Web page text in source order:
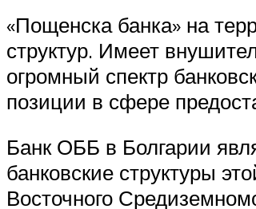
«Пощенска банка» на
структур. Имеет
огромный спектр
позиции в сфере
Банк ОББ в Болгарии
банковские структуры
Восточного